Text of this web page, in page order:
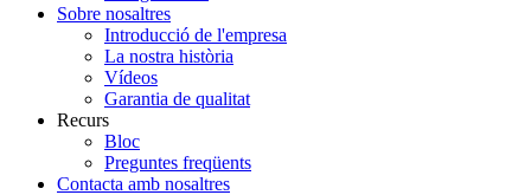
Sobre nosaltres
Introducció de l'empresa
La nostra història
Vídeos
Garantia de qualitat
Recurs
Bloc
Preguntes freqüents
Contacta amb nosaltres